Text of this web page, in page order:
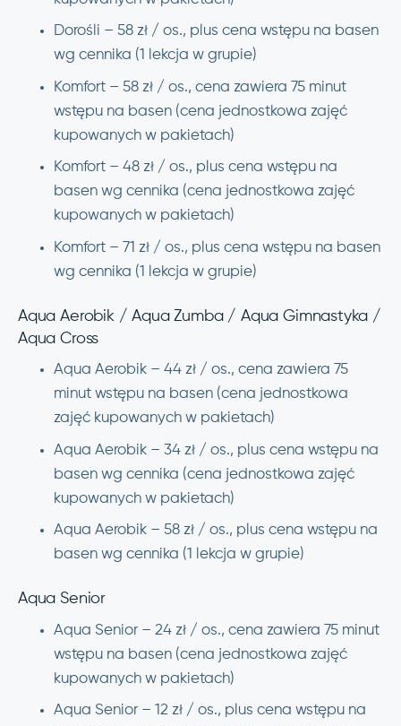
Dorośli – 58 zł / os., plus cena wstępu na basen
wg cennika (1 lekcja w grupie)
Komfort – 58 zł / os., cena zawiera 75 minut
wstępu na basen (cena jednostkowa zajęć
kupowanych w pakietach)
Komfort – 48 zł / os., plus cena wstępu na
basen wg cennika (cena jednostkowa zajęć
kupowanych w pakietach)
Komfort – 71 zł / os., plus cena wstępu na basen
wg cennika (1 lekcja w grupie)
Aqua Aerobik / Aqua Zumba / Aqua Gimnastyka /
Aqua Cross
Aqua Aerobik – 44 zł / os., cena zawiera 75
minut wstępu na basen (cena jednostkowa
zajęć kupowanych w pakietach)
Aqua Aerobik – 34 zł / os., plus cena wstępu na
basen wg cennika (cena jednostkowa zajęć
kupowanych w pakietach)
Aqua Aerobik – 58 zł / os., plus cena wstępu na
basen wg cennika (1 lekcja w grupie)
Aqua Senior
Aqua Senior – 24 zł / os., cena zawiera 75 minut
wstępu na basen (cena jednostkowa zajęć
kupowanych w pakietach)
Aqua Senior – 12 zł / os., plus cena wstępu na